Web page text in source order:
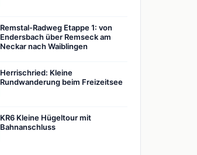
Remstal-Radweg Etappe 1: von
Endersbach über Remseck am
Neckar nach Waiblingen
Herrischried: Kleine
Rundwanderung beim Freizeitsee
KR6 Kleine Hügeltour mit
Bahnanschluss